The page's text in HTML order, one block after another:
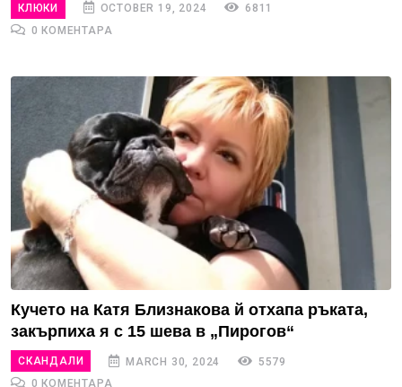
КЛЮКИ OCTOBER 19, 2024
6811
0 КОМЕНТАРА
Кучето на Катя Близнакова й отхапа ръката,
закърпиха я с 15 шева в „Пирогов“
СКАНДАЛИ MARCH 30, 2024
5579
0 КОМЕНТАРА